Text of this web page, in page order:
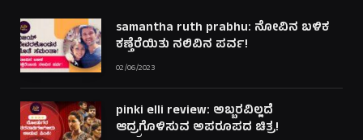
samantha ruth prabhu: ನೋವಿನ ಬಳಿಕ
ಕಣ್ತೆರೆಯಿತು ನಲಿವಿನ ಪರ್ವ!
02/06/2023
pinki elli review: ಅಬ್ಬರವಿಲ್ಲದೆ
ಆದ್ರ್ರಗೊಳಿಸುವ ಅಪರೂಪದ ಚಿತ್ರ!